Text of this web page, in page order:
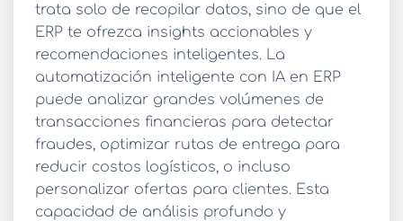
trata solo de recopilar datos, sino de que el
ERP te ofrezca insights accionables y
recomendaciones inteligentes. La
automatización inteligente con IA en ERP
puede analizar grandes volúmenes de
transacciones financieras para detectar
fraudes, optimizar rutas de entrega para
reducir costos logísticos, o incluso
personalizar ofertas para clientes. Esta
capacidad de análisis profundo y